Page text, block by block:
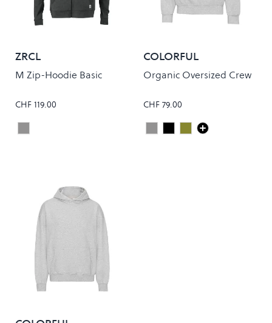
ZRCL
M Zip-Hoodie Basic
CHF 119.00
Colour
Onyx
COLORFUL
STANDARD
Organic Oversized Crew
CHF 79.00
Colour
Heather Grey
Deep Black
Dusty Olive